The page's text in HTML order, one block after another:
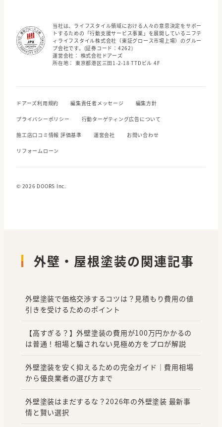
当社は、ライフスタイル領域における人々の意思決定をサポー
トするための「行動支援サービス事業」を展開しているニフテ
ィライフスタイル株式会社（東証グロース市場上場）のグルー
プ会社です。(証券コード：4262)
運営会社： 株式会社ドアーズ
所在地： 東京都港区三田1-2-18 TTDビル 4F
ドアーズ利用規約 編集責任者メッセージ 編集方針
プライバシーポリシー 行動ターゲティング広告について
施工店口コミ情報 評価基準 運営会社 お問い合わせ
リフォームローン
© 2026 DOORS Inc.
外壁・屋根塗装の関連記事
外壁塗装で価格交渉するコツは？見積もり費用の値
引きを受けるためのポイント
【高すぎる？】外壁塗装の費用が100万円かかるの
は普通！相場と騙されない見極め方をプロが解説
外壁塗装を安く抑えるための完全ガイド｜費用相場
から優良業者の選び方まで
外壁塗装はまだするな？2026年の外壁塗装 最新事
情と賢い選択